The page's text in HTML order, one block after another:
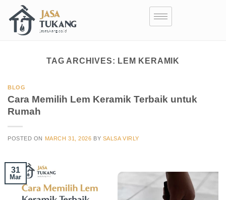
TAG ARCHIVES: LEM KERAMIK
BLOG
Cara Memilih Lem Keramik Terbaik untuk
Rumah
POSTED ON MARCH 31, 2026 BY SALSA VIRLY
31
Mar